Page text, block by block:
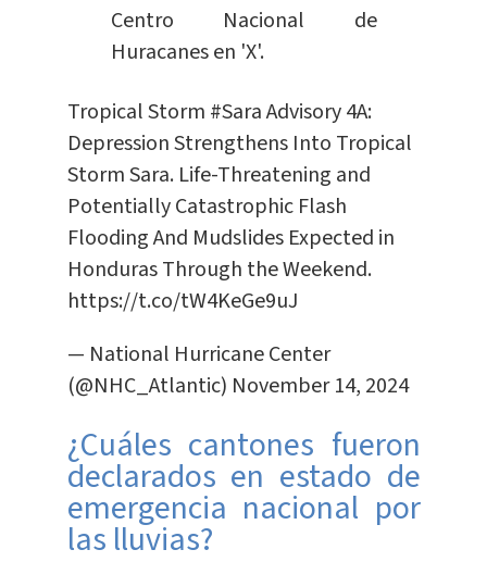
Centro Nacional de
Huracanes en 'X'.
Tropical Storm #SaraAdvisory 4A:
Depression Strengthens Into Tropical
Storm Sara. Life-Threatening and
Potentially Catastrophic Flash
Flooding And Mudslides Expected in
Honduras Through the Weekend.
https://t.co/tW4KeGe9uJ
— National Hurricane Center
(@NHC_Atlantic) November 14, 2024
¿Cuáles cantones fueron
declarados en estado de
emergencia nacional por
las lluvias?